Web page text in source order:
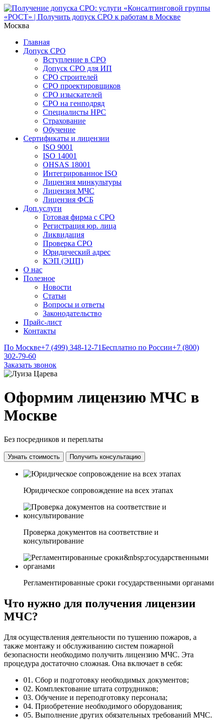
Москва
Главная
Допуск СРО
Вступление в СРО
Допуск СРО для ИП
СРО строителей
СРО проектировщиков
СРО изыскателей
СРО на генподряд
Специалисты НРС
Страхование
Обучение
Сертификаты и лицензии
ISO 9001
ISO 14001
OHSAS 18001
Интегрированное ISO
Лицензия минкультуры
Лицензия МЧС
Лицензия ФСБ
Доп.услуги
Готовая фирма с СРО
Регистрация юр. лица
Ликвидация
Проверка СРО
Юридический адрес
КЭП (ЭЦП)
О нас
Полезное
Новости
Статьи
Вопросы и ответы
Законодательство
Прайс-лист
Контакты
По Москве+7 (499) 348-12-71Бесплатно по России+7 (800)
302-79-60
Заказать звонок
Оформим лицензию МЧС в
Москве
Без посредников и переплаты
Узнать стоимость Получить консультацию
Юридическое сопровождение на всех этапах
Проверка документов на соответствие и
консультирование
Регламентированные сроки государственными органами
Что нужно для получения лицензии
МЧС?
Для осуществления деятельности по тушению пожаров, а
также монтажу и обслуживанию систем пожарной
безопасности необходимо получить лицензию МЧС. Эта
процедура достаточно сложная. Она включает в себя:
01. Сбор и подготовку необходимых документов;
02. Комплектование штата сотрудников;
03. Обучение и переподготовку персонала;
04. Приобретение необходимого оборудования;
05. Выполнение других обязательных требований МЧС.